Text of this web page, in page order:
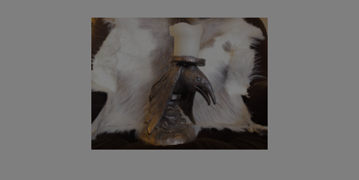
ja viihdetuotteena jonka vaikutuksista ei voida antaa takeita.
Tuotteen ulkonäkö saattaa vaihdella.